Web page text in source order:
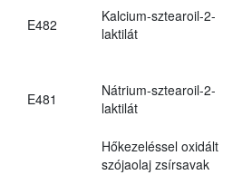
E482
Kalcium-sztearoil-2-
laktilát
E481
Nátrium-sztearoil-2-
laktilát
Hőkezeléssel oxidált
szójaolaj zsírsavak